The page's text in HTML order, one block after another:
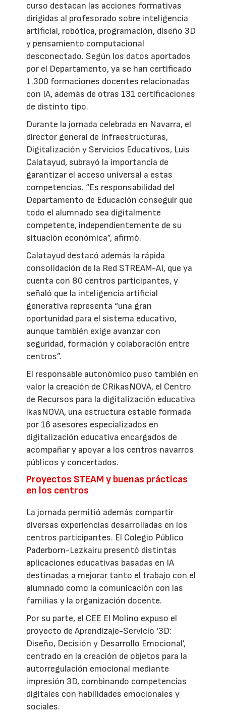
curso destacan las acciones formativas
dirigidas al profesorado sobre inteligencia
artificial, robótica, programación, diseño 3D
y pensamiento computacional
desconectado. Según los datos aportados
por el Departamento, ya se han certificado
1.300 formaciones docentes relacionadas
con IA, además de otras 131 certificaciones
de distinto tipo.
Durante la jornada celebrada en Navarra, el
director general de Infraestructuras,
Digitalización y Servicios Educativos, Luis
Calatayud, subrayó la importancia de
garantizar el acceso universal a estas
competencias. “Es responsabilidad del
Departamento de Educación conseguir que
todo el alumnado sea digitalmente
competente, independientemente de su
situación económica”, afirmó.
Calatayud destacó además la rápida
consolidación de la Red STREAM-AI, que ya
cuenta con 80 centros participantes, y
señaló que la inteligencia artificial
generativa representa “una gran
oportunidad para el sistema educativo,
aunque también exige avanzar con
seguridad, formación y colaboración entre
centros”.
El responsable autonómico puso también en
valor la creación de CRikasNOVA, el Centro
de Recursos para la digitalización educativa
ikasNOVA, una estructura estable formada
por 16 asesores especializados en
digitalización educativa encargados de
acompañar y apoyar a los centros navarros
públicos y concertados.
Proyectos STEAM y buenas prácticas
en los centros
La jornada permitió además compartir
diversas experiencias desarrolladas en los
centros participantes. El Colegio Público
Paderborn-Lezkairu presentó distintas
aplicaciones educativas basadas en IA
destinadas a mejorar tanto el trabajo con el
alumnado como la comunicación con las
familias y la organización docente.
Por su parte, el CEE El Molino expuso el
proyecto de Aprendizaje-Servicio ‘3D:
Diseño, Decisión y Desarrollo Emocional’,
centrado en la creación de objetos para la
autorregulación emocional mediante
impresión 3D, combinando competencias
digitales con habilidades emocionales y
sociales.